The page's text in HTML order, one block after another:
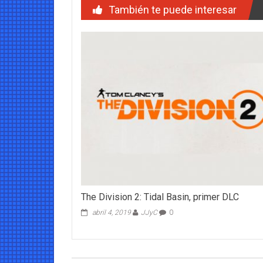
También te puede interesar
The Division 2: Tidal Basin, primer DLC
abril 4, 2019 JJyC 0